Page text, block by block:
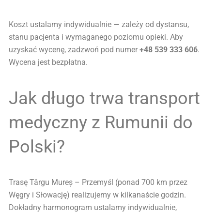
Koszt ustalamy indywidualnie — zależy od dystansu,
stanu pacjenta i wymaganego poziomu opieki. Aby
uzyskać wycenę, zadzwoń pod numer +48 539 333 606.
Wycena jest bezpłatna.
Jak długo trwa transport
medyczny z Rumunii do
Polski?
Trasę Târgu Mureș – Przemyśl (ponad 700 km przez
Węgry i Słowację) realizujemy w kilkanaście godzin.
Dokładny harmonogram ustalamy indywidualnie,